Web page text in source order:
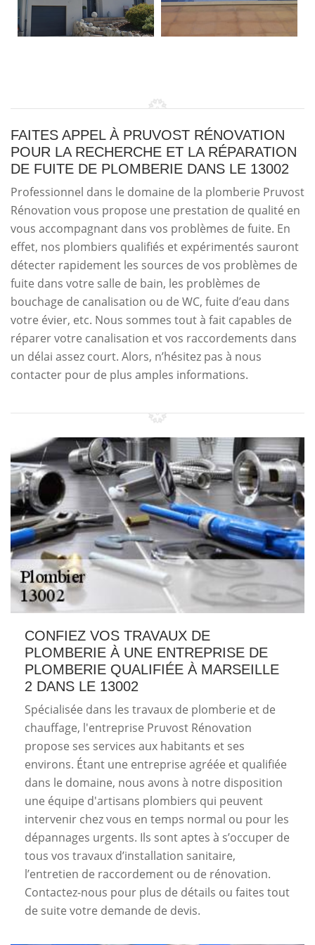
FAITES APPEL À PRUVOST RÉNOVATION
POUR LA RECHERCHE ET LA RÉPARATION
DE FUITE DE PLOMBERIE DANS LE 13002
Professionnel dans le domaine de la plomberie Pruvost
Rénovation vous propose une prestation de qualité en
vous accompagnant dans vos problèmes de fuite. En
effet, nos plombiers qualifiés et expérimentés sauront
détecter rapidement les sources de vos problèmes de
fuite dans votre salle de bain, les problèmes de
bouchage de canalisation ou de WC, fuite d’eau dans
votre évier, etc. Nous sommes tout à fait capables de
réparer votre canalisation et vos raccordements dans
un délai assez court. Alors, n’hésitez pas à nous
contacter pour de plus amples informations.
CONFIEZ VOS TRAVAUX DE
PLOMBERIE À UNE ENTREPRISE DE
PLOMBERIE QUALIFIÉE À MARSEILLE
2 DANS LE 13002
Spécialisée dans les travaux de plomberie et de
chauffage, l'entreprise Pruvost Rénovation
propose ses services aux habitants et ses
environs. Étant une entreprise agréée et qualifiée
dans le domaine, nous avons à notre disposition
une équipe d'artisans plombiers qui peuvent
intervenir chez vous en temps normal ou pour les
dépannages urgents. Ils sont aptes à s’occuper de
tous vos travaux d’installation sanitaire,
l’entretien de raccordement ou de rénovation.
Contactez-nous pour plus de détails ou faites tout
de suite votre demande de devis.